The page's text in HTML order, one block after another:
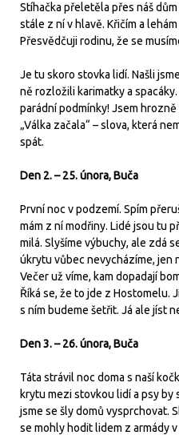
Stíhačka přeletěla přes náš
stále z ní v hlavě. Křičím a
Přesvědčuji rodinu, že se
Je tu skoro stovka lidí. Našli
ně rozložili karimatky a
parádní podmínky! Jsem
„Válka začala“ – slova, která
spát.
Den 2. – 25. února, Buča
První noc v podzemí. Spím
mám z ní modřiny. Lidé jsou tu
milá. Slyšíme výbuchy, ale zdá
úkrytu vůbec nevycházíme, jen
Večer už víme, kam dopadají
Říká se, že to jde z Hostomelu.
s ním budeme šetřit. Já ale jíst
Den 3. – 26. února, Buča
Táta strávil noc doma s naší
krytu mezi stovkou lidí a psy by
jsme se šly domů vysprchovat.
se mohly hodit lidem z armády